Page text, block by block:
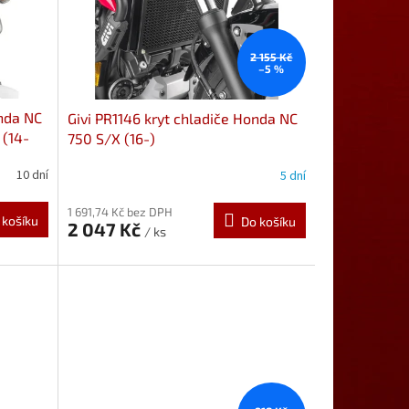
NC
(14-
10 dní
2 155 Kč
–5 %
Givi PR1146 kryt chladiče Honda NC
750 S/X (16-)
5 dní
1 691,74 Kč bez DPH
2 047 Kč / ks
Do košíku